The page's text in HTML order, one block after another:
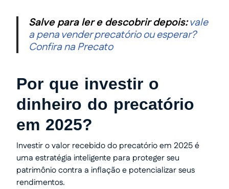
Salve para ler e descobrir depois:vale
a pena vender precatório ou esperar?
Confira na Precato
Por que investir o
dinheiro do precatório
em 2025?
Investir o valor recebido do precatório em 2025 é
uma estratégia inteligente para proteger seu
patrimônio contra a inflação e potencializar seus
rendimentos.